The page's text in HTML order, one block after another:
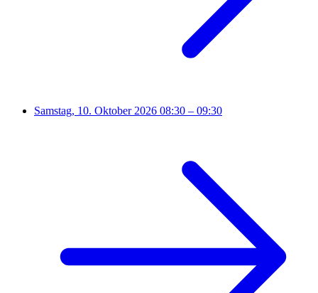
Samstag, 10. Oktober 2026 08:30 – 09:30